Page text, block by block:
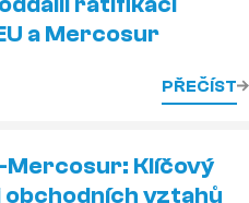
a Mercosur
PŘEČÍST
Klíčový
vztahů